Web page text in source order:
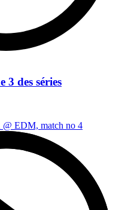
3 des séries